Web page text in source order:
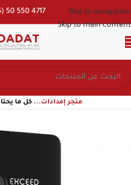
Skip to navigation
Skip to main content
هاتف: (+966)
متجر إمدادات... كل ما